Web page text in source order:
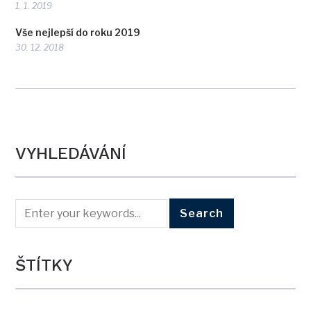
1. 1. 2019
Vše nejlepší do roku 2019
30. 12. 2018
VYHLEDÁVÁNÍ
ŠTÍTKY